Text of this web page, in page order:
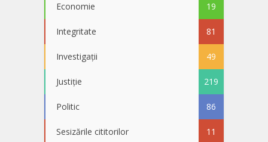
Economie 19
Integritate 81
Investigații 49
Justiție 219
Politic 86
Sesizările cititorilor 11